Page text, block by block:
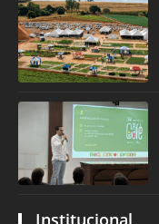
Institucional